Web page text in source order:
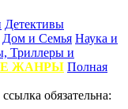
Детективы
Дом и Семья Наука и
Триллеры и
ЖАНРЫ Полная
обязательна: